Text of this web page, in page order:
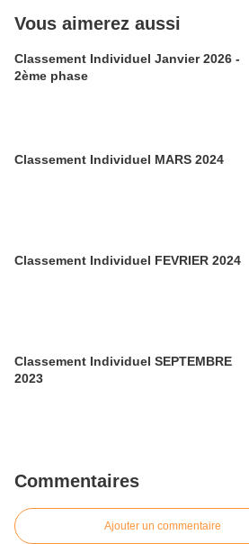
Vous aimerez aussi
Classement Individuel Janvier 2026 -
2ème phase
Classement Individuel MARS 2024
Classement Individuel FEVRIER 2024
Classement Individuel SEPTEMBRE
2023
Commentaires
Ajouter un commentaire